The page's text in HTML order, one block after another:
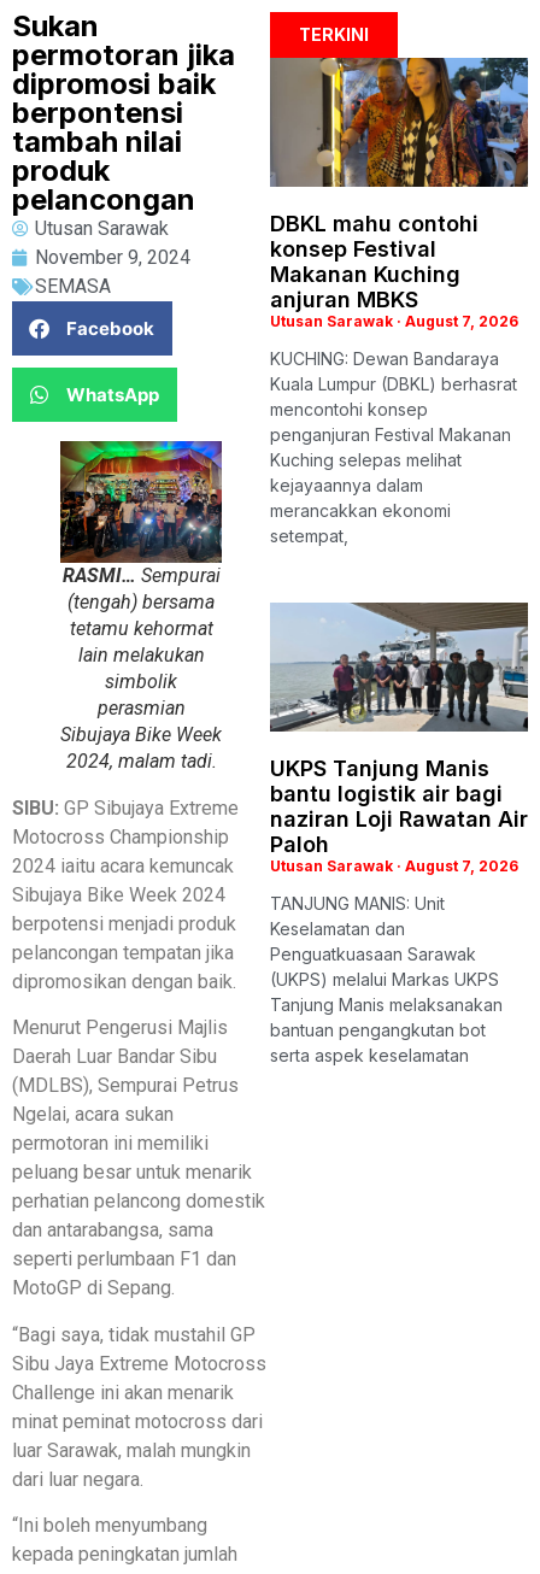
Sukan
permotoran jika
dipromosi baik
berpontensi
tambah nilai
produk
pelancongan
Utusan Sarawak
November 9, 2024
SEMASA
Facebook
WhatsApp
RASMI… Sempurai
(tengah) bersama
tetamu kehormat
lain melakukan
simbolik
perasmian
Sibujaya Bike Week
2024, malam tadi.
SIBU: GP Sibujaya Extreme
Motocross Championship
2024 iaitu acara kemuncak
Sibujaya Bike Week 2024
berpotensi menjadi produk
pelancongan tempatan jika
dipromosikan dengan baik.
Menurut Pengerusi Majlis
Daerah Luar Bandar Sibu
(MDLBS), Sempurai Petrus
Ngelai, acara sukan
permotoran ini memiliki
peluang besar untuk menarik
perhatian pelancong domestik
dan antarabangsa, sama
seperti perlumbaan F1 dan
MotoGP di Sepang.
“Bagi saya, tidak mustahil GP
Sibu Jaya Extreme Motocross
Challenge ini akan menarik
minat peminat motocross dari
luar Sarawak, malah mungkin
dari luar negara.
“Ini boleh menyumbang
kepada peningkatan jumlah
TERKINI
DBKL mahu contohi
konsep Festival
Makanan Kuching
anjuran MBKS
Utusan Sarawak August 7, 2026
KUCHING: Dewan Bandaraya
Kuala Lumpur (DBKL) berhasrat
mencontohi konsep
penganjuran Festival Makanan
Kuching selepas melihat
kejayaannya dalam
merancakkan ekonomi
setempat,
UKPS Tanjung Manis
bantu logistik air bagi
naziran Loji Rawatan Air
Paloh
Utusan Sarawak August 7, 2026
TANJUNG MANIS: Unit
Keselamatan dan
Penguatkuasaan Sarawak
(UKPS) melalui Markas UKPS
Tanjung Manis melaksanakan
bantuan pengangkutan bot
serta aspek keselamatan